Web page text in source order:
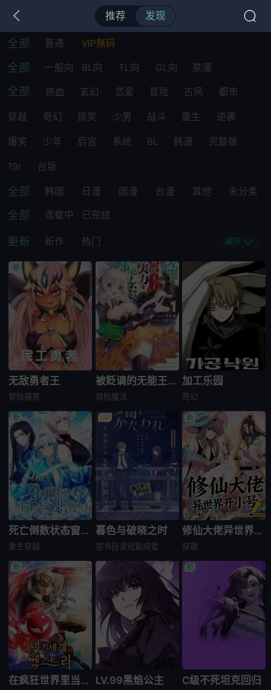
推荐 发现
全部 普通 VIP無码
全部 一般向 BL向 TL向 GL向 禁漫
全部 热血 玄幻 恋爱 冒险 古风 都市
穿越 奇幻 搞笑 少男 战斗 重生 逆袭
爆笑 少年 后宫 系统 BL 韩漫 完整版
19r 台版
全部 韩国 日漫 国漫 台漫 其他 未分类
全部 连载中 已完结
更新 新作 热门
无敌勇者王
冒险搞笑
被贬谪的无能王子想要隐藏实力
冒险魔法
加工乐园
奇幻
死亡倒数状态窗绝赞刷屏中
重生穿越
暮色与破晓之时
禁书目录短篇纯爱
修仙大佬异世界开小号
穿越
在疯狂世界里当配角 LV.99黑焰公主 C级不死坦克回归